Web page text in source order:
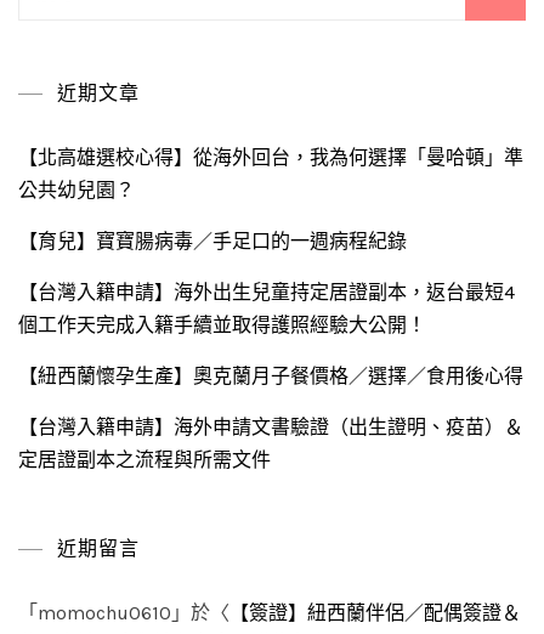
近期文章
【北高雄選校心得】從海外回台，我為何選擇「曼哈頓」準
公共幼兒園？
【育兒】寶寶腸病毒／手足口的一週病程紀錄
【台灣入籍申請】海外出生兒童持定居證副本，返台最短4
個工作天完成入籍手續並取得護照經驗大公開！
【紐西蘭懷孕生產】奧克蘭月子餐價格／選擇／食用後心得
【台灣入籍申請】海外申請文書驗證（出生證明、疫苗）＆
定居證副本之流程與所需文件
近期留言
「 momochu0610 」於〈 【簽證】紐西蘭伴侶／配偶簽證＆